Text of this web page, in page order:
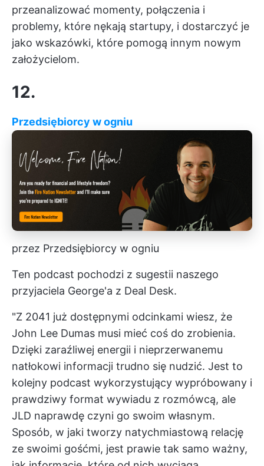
przeanalizować momenty, połączenia i
problemy, które nękają startupy, i dostarczyć je
jako wskazówki, które pomogą innym nowym
założycielom.
12.
Przedsiębiorcy w ogniu
przez Przedsiębiorcy w ogniu
Ten podcast pochodzi z sugestii naszego
przyjaciela George'a z Deal Desk.
"Z 2041 już dostępnymi odcinkami wiesz, że
John Lee Dumas musi mieć coś do zrobienia.
Dzięki zaraźliwej energii i nieprzerwanemu
natłokowi informacji trudno się nudzić. Jest to
kolejny podcast wykorzystujący wypróbowany i
prawdziwy format wywiadu z rozmówcą, ale
JLD naprawdę czyni go swoim własnym.
Sposób, w jaki tworzy natychmiastową relację
ze swoimi gośćmi, jest prawie tak samo ważny,